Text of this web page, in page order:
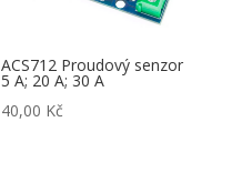
ACS712 Proudový senzor
5 A; 20 A; 30 A
40,00 Kč